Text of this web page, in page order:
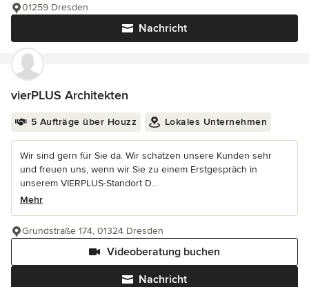
Nachricht
01259 Dresden
vierPLUS Architekten
5 Aufträge über Houzz Lokales Unternehmen
Wir sind gern für Sie da. Wir schätzen unsere Kunden sehr
und freuen uns, wenn wir Sie zu einem Erstgespräch in
unserem VIERPLUS-Standort D...
Mehr
Nachricht
Videoberatung buchen
Grundstraße 174, 01324 Dresden